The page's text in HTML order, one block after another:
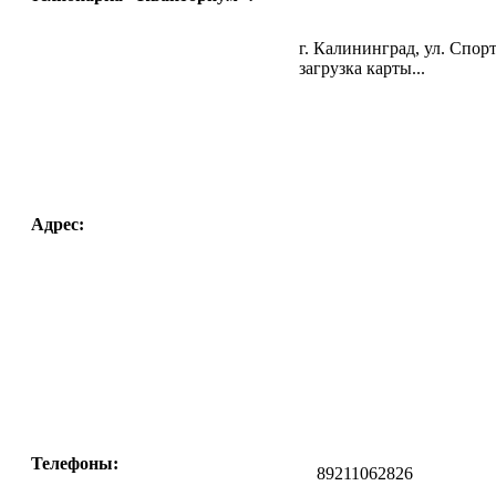
Адрес:
г. Калининград, ул.
загрузка карты...
Телефоны:
89211062826